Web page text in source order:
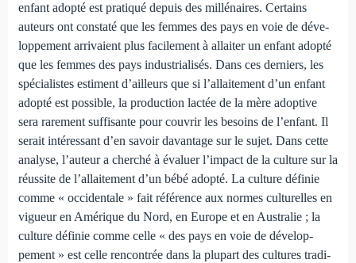
enfant adopté est pratiqué depuis des millénaires. Cer­tains
auteurs ont constaté que les femmes des pays en voie de déve­
loppement arrivaient plus facilement à allaiter un enfant adopté
que les femmes des pays industrialisés. Dans ces der­niers, les
spécialistes estiment d’ailleurs que si l’allaitement d’un enfant
adopté est possible, la production lactée de la mère adoptive
sera rarement suffisante pour couvrir les be­soins de l’enfant. Il
serait intéressant d’en savoir davantage sur le sujet. Dans cette
analyse, l’auteur a cherché à évaluer l’impact de la culture sur la
réussite de l’allaitement d’un bébé adopté. La culture définie
comme « occidentale » fait référence aux normes culturelles en
vigueur en Améri­que du Nord, en Europe et en Australie ; la
culture définie comme celle « des pays en voie de dévelop­
pement » est celle rencontrée dans la plupart des cultures tradi­